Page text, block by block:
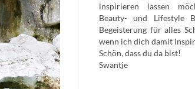
inspirieren lassen
Beauty- und Lifestyle
Begeisterung für alles
wenn ich dich damit
Schön, dass du da bist!
Swantje